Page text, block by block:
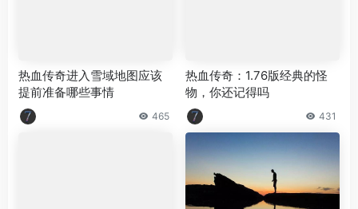
热血传奇进入雪域地图应该
提前准备哪些事情
465
热血传奇：1.76版经典的怪
物，你还记得吗
431